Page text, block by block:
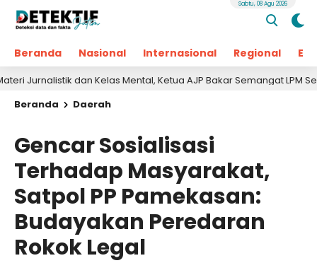
Beranda Nasional Internasional Regional
Sabtu, 08 Agu 2026
dan Kelas Mental, Ketua AJP Bakar Semangat LPM Se-Madura
Beranda
Daerah
Gencar Sosialisasi
Terhadap Masyarakat,
Satpol PP Pamekasan:
Budayakan Peredaran
Rokok Legal